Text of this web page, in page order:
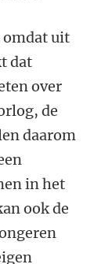
uit
dat
over
de
daarom
in het
ook de